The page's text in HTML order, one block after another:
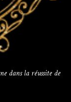
dans la réussite de